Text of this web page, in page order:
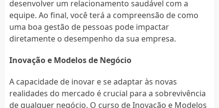
desenvolver um relacionamento saudável com a
equipe. Ao final, você terá a compreensão de como
uma boa gestão de pessoas pode impactar
diretamente o desempenho da sua empresa.
Inovação e Modelos de Negócio
A capacidade de inovar e se adaptar às novas
realidades do mercado é crucial para a sobrevivência
de qualquer negócio. O curso de Inovação e Modelos